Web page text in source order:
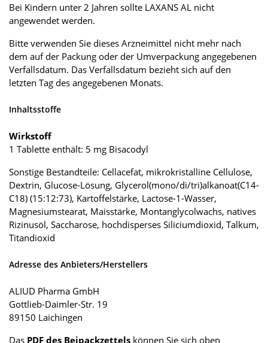
Bei Kindern unter 2 Jahren sollte LAXANS AL nicht
angewendet werden.
Bitte verwenden Sie dieses Arzneimittel nicht mehr nach
dem auf der Packung oder der Umverpackung angegebenen
Verfallsdatum. Das Verfallsdatum bezieht sich auf den
letzten Tag des angegebenen Monats.
Inhaltsstoffe
Wirkstoff
1 Tablette enthält: 5 mg Bisacodyl
Sonstige Bestandteile: Cellacefat, mikrokristalline Cellulose,
Dextrin, Glucose-Lösung, Glycerol(mono/di/tri)alkanoat(C14-
C18) (15:12:73), Kartoffelstärke, Lactose-1-Wasser,
Magnesiumstearat, Maisstärke, Montanglycolwachs, natives
Rizinusöl, Saccharose, hochdisperses Siliciumdioxid, Talkum,
Titandioxid
Adresse des Anbieters/Herstellers
ALIUD Pharma GmbH
Gottlieb-Daimler-Str. 19
89150 Laichingen
Das PDF des Beipackzettels können Sie sich oben